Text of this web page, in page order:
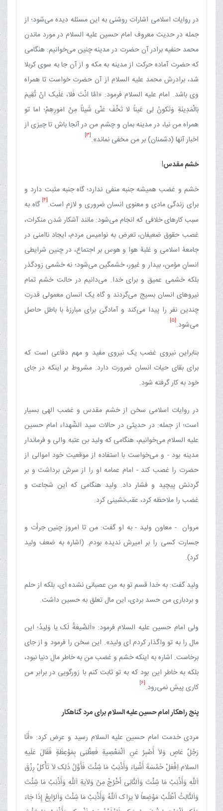
در روایات اسلامی اشارات روشنی به این مسئله دیده می‌شود؛ از
جمله در حدیث معروف امام حسین علیه السلام در مورد ماندن
محمد حنفیه برادر آن حضرت در مدینه چنین می‌خوانیم: هنگامی
که حضرت آماده حرکت از مدینه به مکه و از آن جا به سوی کربلا
شد، برادرش محمد علیه السلام از آن حضرت خواست تا همراه
وی باشد. امام علیه السلام فرمود: «امَّا انْتَ فَلا، عَلَیک انْ تُقِیمَ
بَالْمَدِینَةِ وَتَکونُ لِی عَیناً لا تَخْفَ عَنّی‏ شَیئاً مِنْ امَورِهِمْ؛ اما تو
همراه من نیا، در مدینه بمان و چشم من در آنجا باش تا چیزی از
اخبار آنها (دشمنان) بر من مخفی نماند».[3]
خشم مقدس!
خشم‏ و غضب‏ همیشه‏ جنبه منفی ندارد؛ گاه جنبه مثبت دارد و
برای زندگی مادی و معنوی انسان ضروری و لازم است.[4] گاه به
سبب کارهای خلافی که انجام می‌شود: مانند آشکار شدن منکرات،
غصب حقوق ضعیفان، تعرض به نوامیس مردم، ایجاد ناامنی در
جامعۀ اسلامی و غلبۀ هوا و هوس بر اجتماع، در چنین شرایطی
انسانِ مؤمن، بیدار و غیور، خشمگین می‌شود؛ نه خشمی زودگذر
بلکه خشمی عمیق و برای خدا. می‌دانیم در حالت خشم تمام
نیروهای انسان بسیج می‌گردند و گاه یک انسان معمولی قدرت
چندین نفر را پیدا می‌کند و آمادگی برای مبارزۀ با باطل حاصل
می‌شود.[5]
بنابراین نیروی غضب یک نیروی مفید و مهم دفاعی است که
برای بقای حیات انسان ضرورت دارد. مشروط بر اینکه در جای
خود به کار گرفته شود.
در روایات اسلامی سخن از خشم مقدس و غضب الهی بسیار
است؛ از جمله: در حدیثی در حالات سید الشّهداء امام حسین
علیه السلام می‌خوانیم، هنگامی که ولید بن عتبه والی و فرماندار
مدینه بود - و می‌خواست با استفاده از موقعیت خود اموالی از
حضرت را غصب کند - امام عمامه او را از سرش برداشت و بر
گردنش پیچید و فشار داد. ولید هنگامی که این شجاعت و
غضب را ملاحظه کرد، عقب‌نشینی کرد.
مروان - معاون ولید - به او گفت: من تا امروز چنین جرأت و
جسارت کسی را بر امیرش ندیده بودم. (اشاره به ضعف ولید
کرد).
ولید گفت: به خدا قسم تو به من عصبانی نشده ای، بلکه از حلم
و بردباری من حسد بردی، این مال تعلق به حسین داشت.
ولی امام حسین علیه السلام فرمود: «اَلضَّیعَةُ لَک یا وَلِیدُ؛ این
مال را به تو واگذار کردم ای ولید». این سخن را فرمود و از جای
برخاست. اشاره به اینکه خشم و غضب من به خاطر مال دنیا نبود،
بلکه به خاطر این بود که به تو ثابت کنم با زورگویی در برابر من
کاری پیش نمی‌رود.[6]
پنج راهکار امام حسین علیه السلام برای مرد گناهکار
مردی خدمت امام حسین علیه السلام رسید و عرض کرد: «أَنَا
رَجُلٌ عَاصٍ وَلاَ أَصْبِرُ عَنِ اَلْمَعْصِیةِ فَعِظْنِی بِمَوْعِظَةٍ فَقَالَ عَلَیهِ
السلام اِفْعَلْ خَمْسَةَ أَشْیاءَ وَأَذْنِبْ مَا شِئْتَ فَأَوَّلُ ذَلِک لاَ تَأْکلْ رِزْقَ
اَللَّهِ وَأَذْنِبْ مَا شِئْتَ وَاَلثَّانِی اُخْرُجْ مِنْ وَلاَیةِ اَللَّهِ وَأَذْنِبْ مَا شِئْتَ
وَاَلثَّالِثُ اُطْلُبْ مَوْضِعاً لاَ یرَاک اَللَّهُ وَأَذْنِبْ مَا شِئْتَ وَاَلرَّابِعُ إِذَا جَاءَ